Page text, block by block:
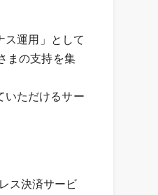
ス運用」として
まの⽀持を集
いただけるサー
ス決済サービ